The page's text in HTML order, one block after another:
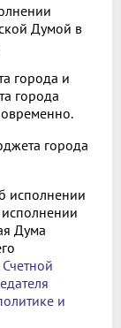
Думой в
города и
города
города
исполнении
Дума
и